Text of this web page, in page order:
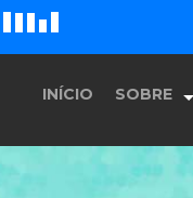
G
INÍCIO SOBRE
História